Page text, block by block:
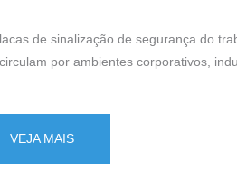
de sinalização de segurança do
por ambientes corporativos,
VEJA MAIS